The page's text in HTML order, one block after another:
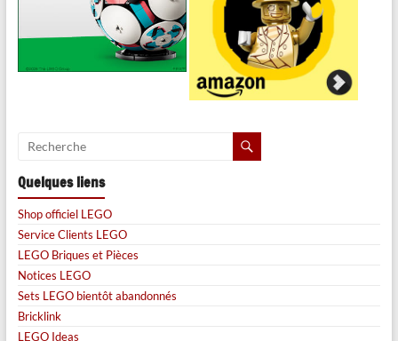
Quelques liens
Shop officiel LEGO
Service Clients LEGO
LEGO Briques et Pièces
Notices LEGO
Sets LEGO bientôt abandonnés
Bricklink
LEGO Ideas